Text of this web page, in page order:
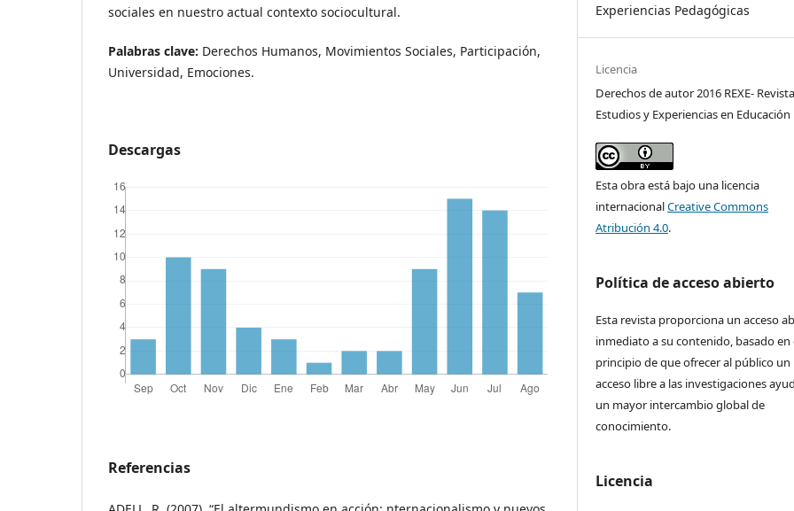
sociales en nuestro actual contexto sociocultural.
Palabras clave: Derechos Humanos, Movimientos Sociales, Participación,
Universidad, Emociones.
Descargas
Referencias
Experiencias Pedagógicas
Licencia
Derechos de autor 2016 REXE-
Estudios y Experiencias en Educación
Esta obra está bajo una licencia
internacionalCreative Commons
Atribución 4.0.
Política de acceso abierto
Esta revista proporciona un acceso
inmediato a su contenido, basado en
principio de que ofrecer al público un
acceso libre a las investigaciones
un mayor intercambio global de
conocimiento.
Licencia